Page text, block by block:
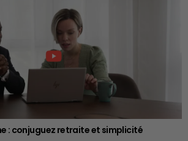
: conjuguez retraite et simplicité